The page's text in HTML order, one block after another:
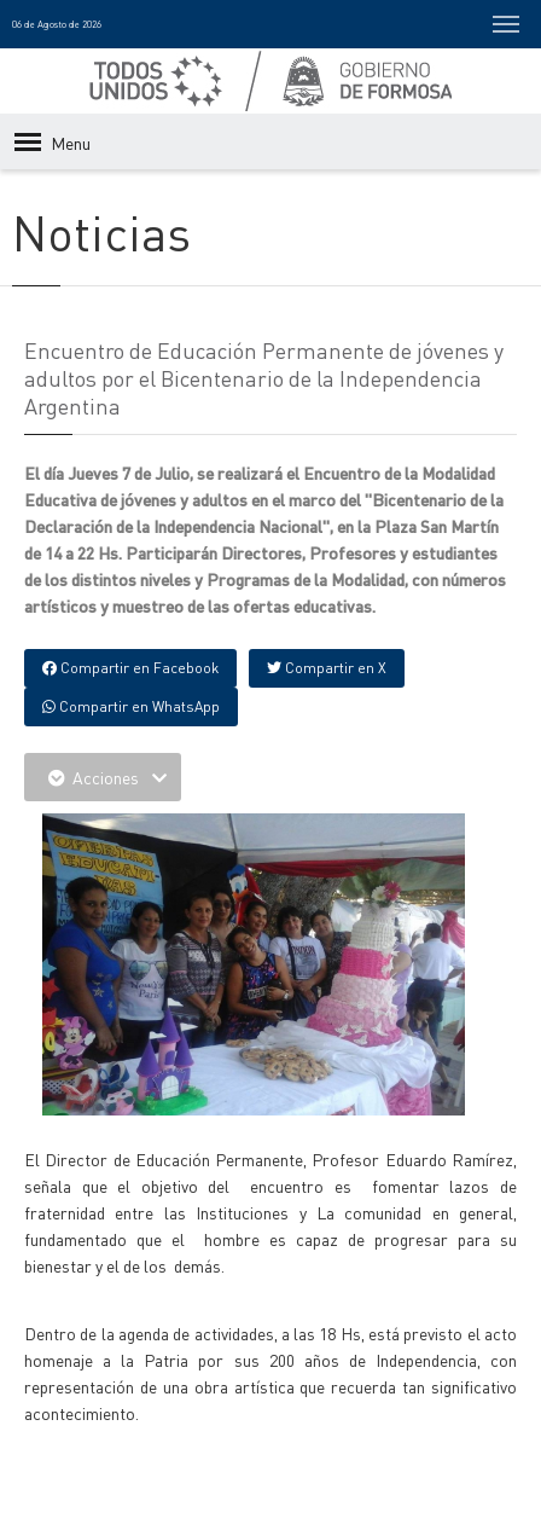
06 de Agosto de 2026
Menu
Noticias
Encuentro de Educación Permanente de jóvenes y
adultos por el Bicentenario de la Independencia
Argentina
El día Jueves 7 de Julio, se realizará el Encuentro de la Modalidad
Educativa de jóvenes y adultos en el marco del "Bicentenario de la
Declaración de la Independencia Nacional", en la Plaza San Martín
de 14 a 22 Hs. Participarán Directores, Profesores y estudiantes
de los distintos niveles y Programas de la Modalidad, con números
artísticos y muestreo de las ofertas educativas.
Compartir en Facebook Compartir en X
Compartir en WhatsApp
Acciones
El Director de Educación Permanente, Profesor Eduardo Ramírez,
señala que el objetivo del encuentro es fomentar lazos de
fraternidad entre las Instituciones y La comunidad en general,
fundamentado que el hombre es capaz de progresar para su
bienestar y el de los demás.
Dentro de la agenda de actividades, a las 18 Hs, está previsto el acto
homenaje a la Patria por sus 200 años de Independencia, con
representación de una obra artística que recuerda tan significativo
acontecimiento.